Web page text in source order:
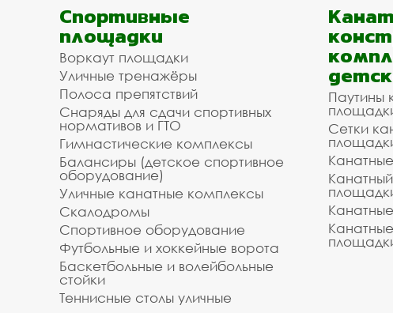
Спортивные
площадки
Воркаут площадки
Уличные тренажёры
Полоса препятствий
Снаряды для сдачи спортивных
нормативов и ГТО
Гимнастические комплексы
Балансиры (детское спортивное
оборудование)
Уличные канатные комплексы
Скалодромы
Спортивное оборудование
Футбольные и хоккейные ворота
Баскетбольные и волейбольные
стойки
Теннисные столы уличные
Паутины
Сетки